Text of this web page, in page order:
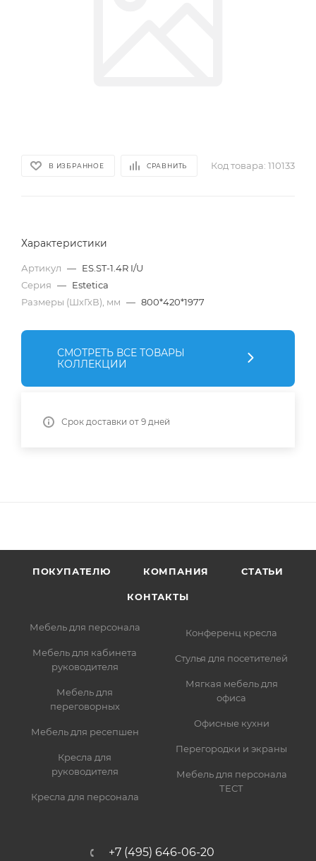
В ИЗБРАННОЕ СРАВНИТЬ Код товара: 110133
Характеристики
Артикул — ES.ST-1.4R I/U
Серия — Estetica
Размеры (ШхГхВ), мм — 800*420*1977
СМОТРЕТЬ ВСЕ ТОВАРЫ
КОЛЛЕКЦИИ
Срок доставки от 9 дней
ПОКУПАТЕЛЮ КОМПАНИЯ СТАТЬИ
КОНТАКТЫ
Мебель для персонала
Мебель для кабинета
руководителя
Мебель для
переговорных
Мебель для ресепшен
Кресла для
руководителя
Кресла для персонала
Конференц кресла
Стулья для посетителей
Мягкая мебель для
офиса
Офисные кухни
Перегородки и экраны
Мебель для персонала
ТЕСТ
+7 (495) 646-06-20